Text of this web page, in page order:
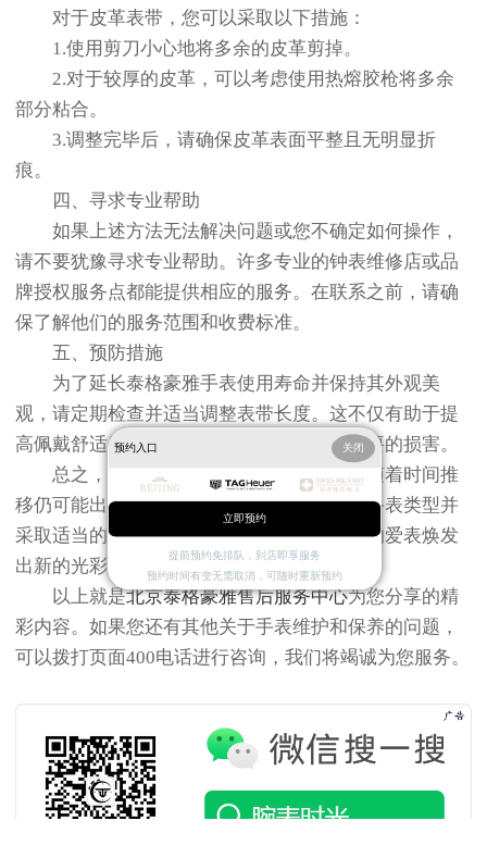
对于皮革表带，您可以采取以下措施：
1.使用剪刀小心地将多余的皮革剪掉。
2.对于较厚的皮革，可以考虑使用热熔胶枪将多余
部分粘合。
3.调整完毕后，请确保皮革表面平整且无明显折
痕。
四、寻求专业帮助
如果上述方法无法解决问题或您不确定如何操作，
请不要犹豫寻求专业帮助。许多专业的钟表维修店或品
牌授权服务点都能提供相应的服务。在联系之前，请确
保了解他们的服务范围和收费标准。
五、预防措施
为了延长泰格豪雅手表使用寿命并保持其外观美
观，请定期检查并适当调整表带长度。这不仅有助于提
高佩戴舒适度，还能保护您的手表免受不必要的损害。
总之，泰格豪雅手表虽然精致耐用，但随着时间推
移仍可能出现一些小问题。通过了解自己的手表类型并
采取适当的措施来解决这些问题，可以让您的爱表焕发
出新的光彩。
以上就是北京泰格豪雅售后服务中心为您分享的精
彩内容。如果您还有其他关于手表维护和保养的问题，
可以拨打页面400电话进行咨询，我们将竭诚为您服务。
预约入口 关闭
立即预约
提前预约免排队，到店即享服务
预约时间有变无需取消，可随时重新预约